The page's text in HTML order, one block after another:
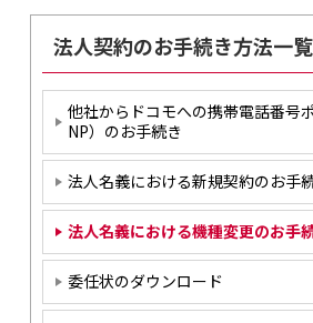
法人契約のお手続き方法一
他社からドコモへの携帯電話番号
NP）のお手続き
法人名義における新規契約のお手
法人名義における機種変更のお手
委任状のダウンロード